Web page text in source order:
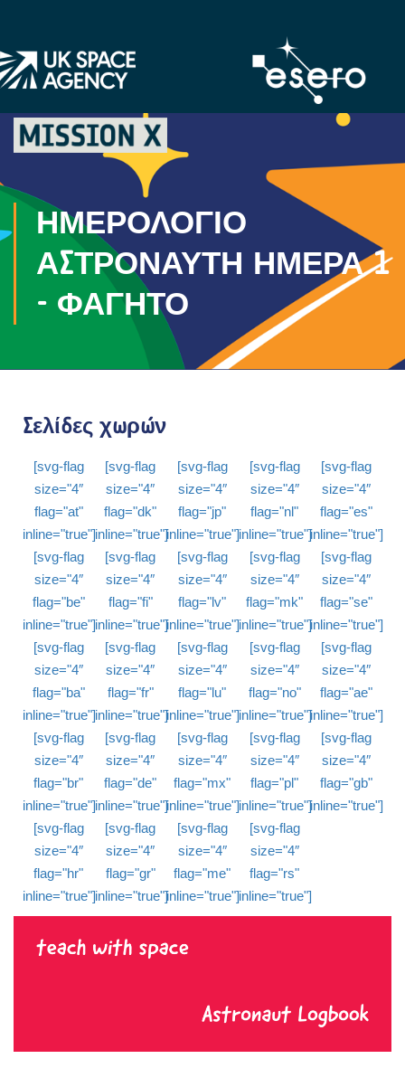
ΗΜΕΡΟΛΌΓΙΟ
ΑΣΤΡΟΝΑΎΤΗ ΗΜΈΡΑ 1
- ΦΑΓΗΤΌ
Σελίδες χωρών
[svg-flag
size="4″
flag="at"
inline="true"]
[svg-flag
size="4″
flag="be"
inline="true"]
[svg-flag
size="4″
flag="ba"
inline="true"]
[svg-flag
size="4″
flag="br"
inline="true"]
[svg-flag
size="4″
flag="hr"
inline="true"]
[svg-flag
size="4″
flag="dk"
inline="true"]
[svg-flag
size="4″
flag="fi"
inline="true"]
[svg-flag
size="4″
flag="fr"
inline="true"]
[svg-flag
size="4″
flag="de"
inline="true"]
[svg-flag
size="4″
flag="gr"
inline="true"]
[svg-flag
size="4″
flag="jp"
inline="true"]
[svg-flag
size="4″
flag="lv"
inline="true"]
[svg-flag
size="4″
flag="lu"
inline="true"]
[svg-flag
size="4″
flag="mx"
inline="true"]
[svg-flag
size="4″
flag="me"
inline="true"]
[svg-flag
size="4″
flag="nl"
inline="true"]
[svg-flag
size="4″
flag="mk"
inline="true"]
[svg-flag
size="4″
flag="no"
inline="true"]
[svg-flag
size="4″
flag="pl"
inline="true"]
[svg-flag
size="4″
flag="rs"
inline="true"]
[svg-flag
size="4″
flag="es"
inline="true"]
[svg-flag
size="4″
flag="se"
inline="true"]
[svg-flag
size="4″
flag="ae"
inline="true"]
[svg-flag
size="4″
flag="gb"
inline="true"]